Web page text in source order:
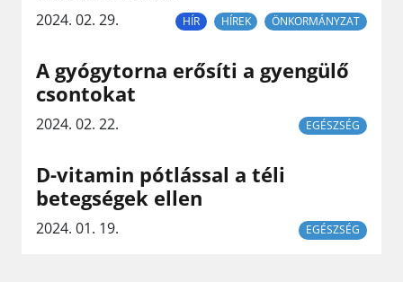
2024. 02. 29. HÍR HÍREK ÖNKORMÁNYZAT
A gyógytorna erősíti a gyengülő
csontokat
2024. 02. 22. EGÉSZSÉG
D-vitamin pótlással a téli
betegségek ellen
2024. 01. 19. EGÉSZSÉG